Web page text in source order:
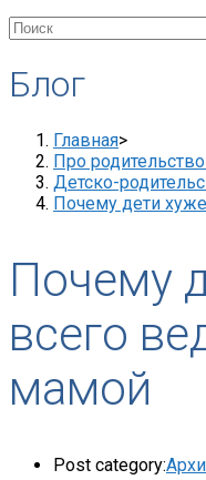
Блог
Главная>
Про
Детско-
Почему дети
Почему
всего
мамой
Post category: